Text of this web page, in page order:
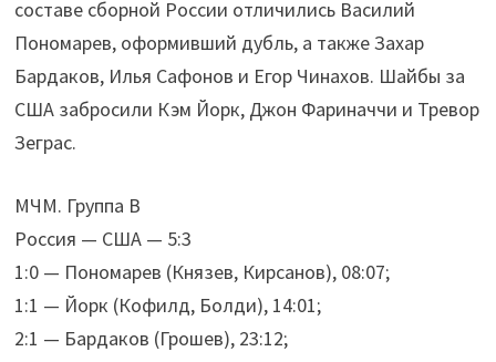
составе сборной России отличились Василий
Пономарев, оформивший дубль, а также Захар
Бардаков, Илья Сафонов и Егор Чинахов. Шайбы за
США забросили Кэм Йорк, Джон Фариначчи и Тревор
Зеграс.
МЧМ. Группа B
Россия — США — 5:3
1:0 — Пономарев (Князев, Кирсанов), 08:07;
1:1 — Йорк (Кофилд, Болди), 14:01;
2:1 — Бардаков (Грошев), 23:12;